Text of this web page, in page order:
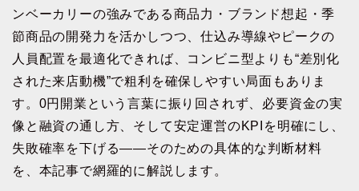
ンベーカリーの強みである商品力・ブランド想起・季
節商品の開発力を活かしつつ、仕込み導線やピークの
人員配置を最適化できれば、コンビニ型よりも“差別化
された来店動機”で粗利を確保しやすい局面もありま
す。0円開業という言葉に振り回されず、必要資金の実
像と融資の通し方、そして安定運営のKPIを明確にし、
失敗確率を下げる——そのための具体的な判断材料
を、本記事で網羅的に解説します。